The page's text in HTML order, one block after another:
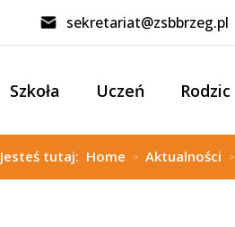
sekretariat@zsbbrzeg.pl
Szkoła Uczeń Rodzic
Jesteś tutaj: Home > Aktualności >